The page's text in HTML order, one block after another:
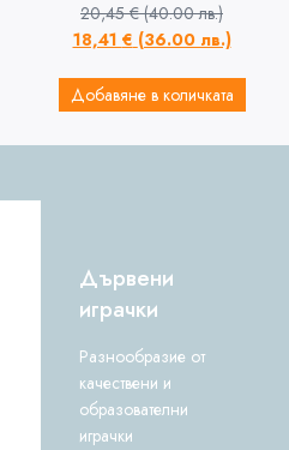
20,45€ (40.00 лв.)
18,41 € (36.00 лв.)
Добавяне в количката
Дървени
играчки
Разнообразие от
качествени и
образователни
играчки